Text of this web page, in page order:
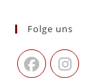
Folge uns